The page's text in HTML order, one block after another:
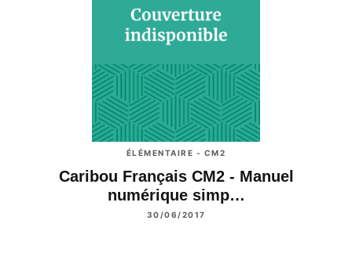
ÉLÉMENTAIRE - CM2
Caribou Français CM2 - Manuel
numérique simp…
30/06/2017